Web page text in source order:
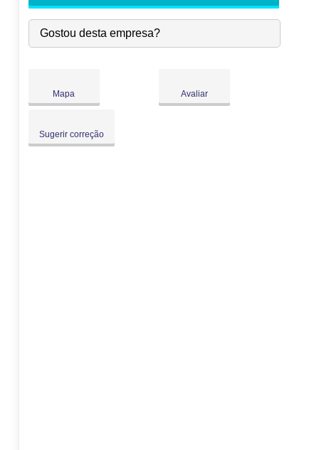
Qua:
09:00-18:00
Qui:
09:00-18:00 ●
Gostou desta empresa?
Mapa Avaliar
Sugerir correção